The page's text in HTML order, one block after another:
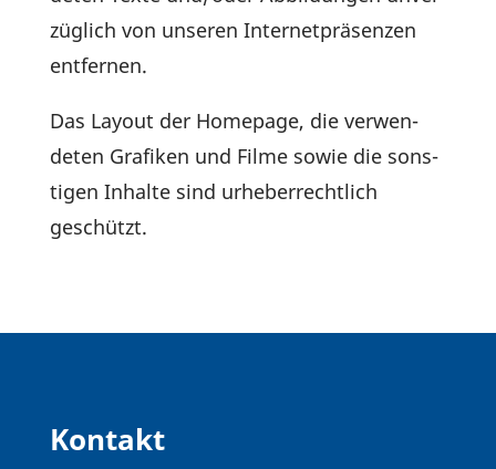
züg­lich von unseren Inter­net­prä­senzen
entfernen.
Das Layout der Home­page, die verwen­
deten Grafiken und Filme sowie die sons­
tigen Inhalte sind urhe­ber­recht­lich
geschützt.
Kontakt